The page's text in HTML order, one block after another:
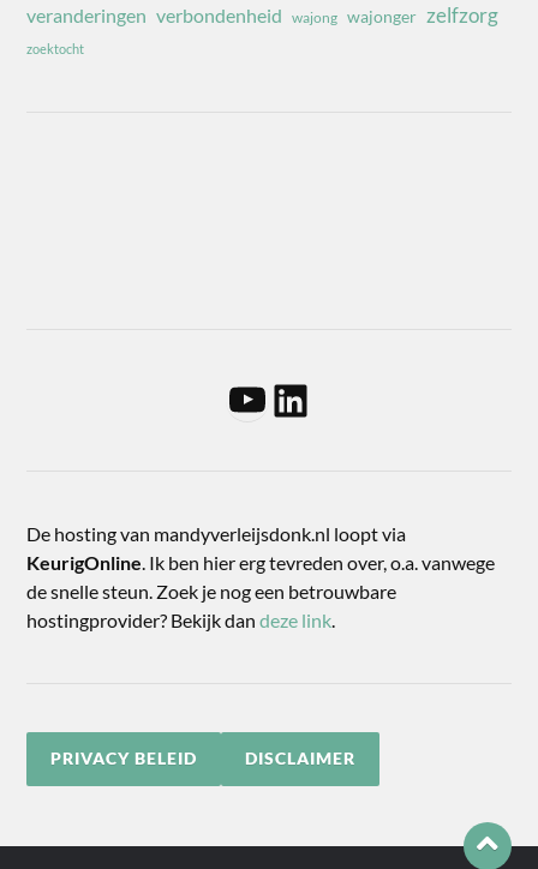
veranderingen verbondenheid wajong wajonger zelfzorg
zoektocht
De hosting van mandyverleijsdonk.nl loopt via
KeurigOnline. Ik ben hier erg tevreden over, o.a. vanwege
de snelle steun. Zoek je nog een betrouwbare
hostingprovider? Bekijk dandeze link.
PRIVACY BELEID DISCLAIMER